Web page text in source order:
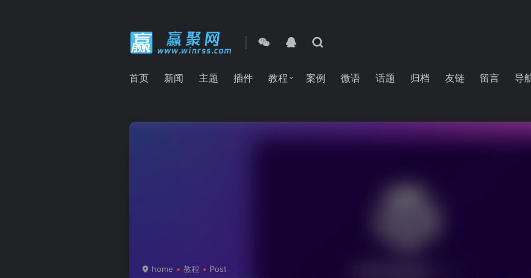
首页 新闻 主题 插件 教程 案例 微语 话题 归档 友链 留言 导
home 教程 Post